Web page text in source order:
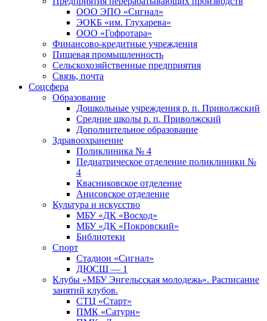
ООО ЭПО «Сигнал»
ЭОКБ «им. Глухарева»
ООО «Гофротара»
Финансово-кредитные учреждения
Пищевая промышленность
Сельскохозяйственные предприятия
Связь, почта
Соцсфера
Образование
Дошкольные учреждения р. п. Приволжский
Средние школы р. п. Приволжский
Дополнительное образование
Здравоохранение
Поликлиника № 4
Педиатрическое отделение поликлиники №
4
Квасниковское отделение
Анисовское отделение
Культура и искусство
МБУ «ДК «Восход»
МБУ «ДК «Покровский»
Библиотеки
Спорт
Стадион «Сигнал»
ДЮСШ — 1
Клубы «МБУ Энгельсская молодежь». Расписание
занятий клубов.
СТЦ «Старт»
ПМК «Сатурн»